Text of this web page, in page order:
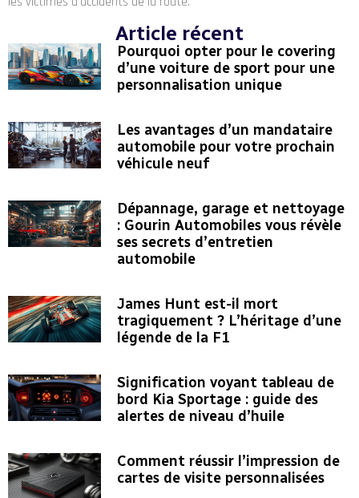
Article récent
Pourquoi opter pour le covering
d’une voiture de sport pour une
personnalisation unique
Les avantages d’un mandataire
automobile pour votre prochain
véhicule neuf
Dépannage, garage et nettoyage
: Gourin Automobiles vous révèle
ses secrets d’entretien
automobile
James Hunt est-il mort
tragiquement ? L’héritage d’une
légende de la F1
Signification voyant tableau de
bord Kia Sportage : guide des
alertes de niveau d’huile
Comment réussir l’impression de
cartes de visite personnalisées